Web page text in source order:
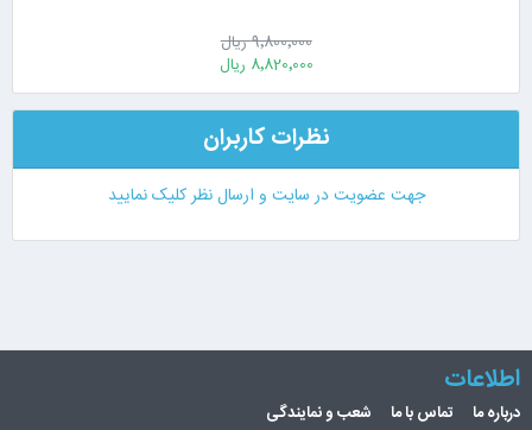
9٬800٬000 ریال
8٬820٬000 ریال
نظرات کاربران
جهت عضویت در سایت و ارسال نظر کلیک نمایید
اطلاعات
درباره ما تماس با ما شعب و نمایندگی